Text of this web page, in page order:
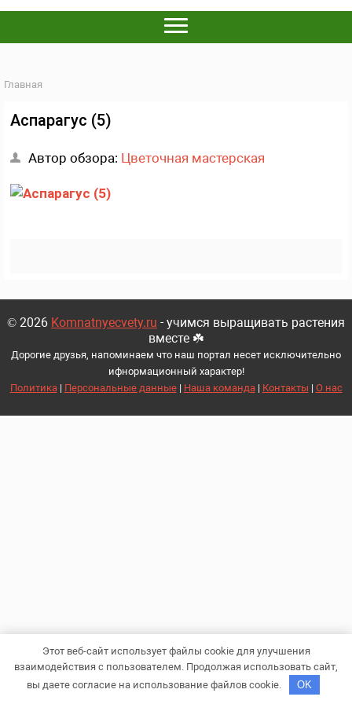
Главная
Аспарагус (5)
Автор обзора: Цветочная мастерская
© 2026 Komnatnyecvety.ru - учимся выращивать растения
вместе ☘️
Дорогие друзья, напоминаем что наш портал несет исключительно
ифнормационный характер!
Политика| Персональные данные| Наша команда| Контакты | О нас
Этот веб-сайт использует файлы cookie для улучшения
взаимодействия с пользователем. Продолжая использовать сайт,
вы даете согласие на использование файлов cookie.
OK